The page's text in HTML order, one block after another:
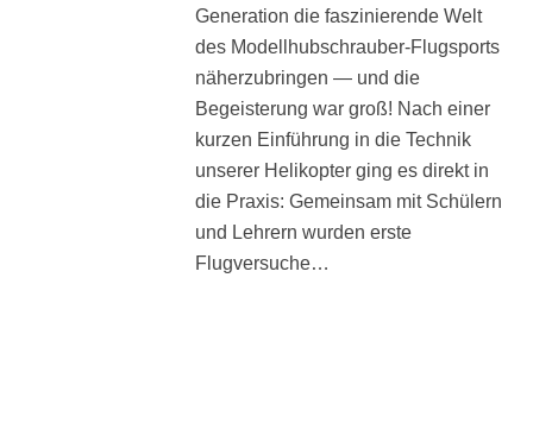
Generation die faszinierende Welt
des Modellhubschrauber-Flugsports
näherzubringen — und die
Begeisterung war groß! Nach einer
kurzen Einführung in die Technik
unserer Helikopter ging es direkt in
die Praxis: Gemeinsam mit Schülern
und Lehrern wurden erste
Flugversuche…